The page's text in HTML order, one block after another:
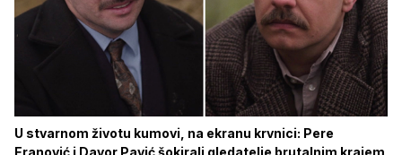
U stvarnom životu kumovi, na ekranu krvnici: Pere
Eranović i Davor Pavić šokirali gledatelje brutalnim krajem